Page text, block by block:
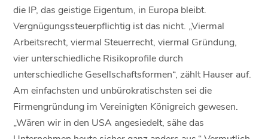
die IP, das geistige Eigentum, in Europa bleibt.
Vergnügungssteuerpflichtig ist das nicht. „Viermal
Arbeitsrecht, viermal Steuerrecht, viermal Gründung,
vier unterschiedliche Risikoprofile durch
unterschiedliche Gesellschaftsformen“, zählt Hauser auf.
Am einfachsten und unbürokratischsten sei die
Firmengründung im Vereinigten Königreich gewesen.
„Wären wir in den USA angesiedelt, sähe das